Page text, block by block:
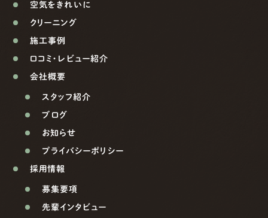
空気をきれいに
クリーニング
施工事例
口コミ・レビュー紹介
会社概要
スタッフ紹介
ブログ
お知らせ
プライバシーポリシー
採用情報
募集要項
先輩インタビュー